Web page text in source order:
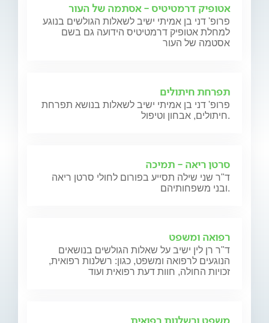
אטופיק דרמטיטיס - אסתמה של העור
פרופ' דני בן אמיתי ישיב לשאלות הגולשים בנוגע
למחלת אטופיק דרמטיטיס הידועה גם בשם
אסטמה של העור
תפרחת חיתולים
פרופ' דני בן אמיתי ישיב לשאלות בנושא תפרחת
חיתולים, אבחון וטיפול.
סרטן ריאה - תמיכה
ד"ר שני שילה תסייע בפורום לחולי סרטן ריאה
ובני משפחותיהם.
רפואה ומשפט
ד"ר רן לין ישיב על שאלות הגולשים בנושאים
הנוגעים לרפואה ומשפט, כגון: רשלנות רפואית,
זכויות החולה, חוות דעת רפואית ועוד